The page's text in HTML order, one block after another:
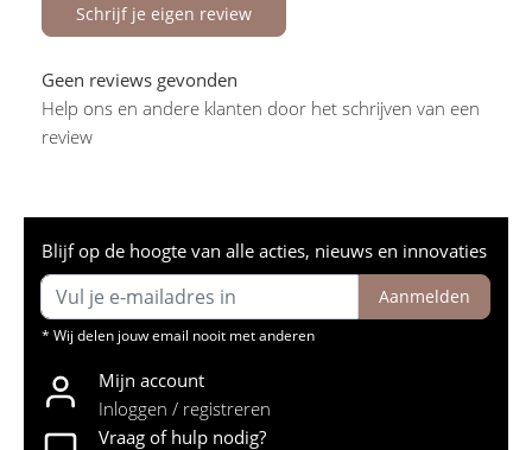
Schrijf je eigen review
Geen reviews gevonden
Help ons en andere klanten door het schrijven van een
review
Blijf op de hoogte van alle acties, nieuws en innovaties
Aanmelden
* Wij delen jouw email nooit met anderen
Mijn account
Inloggen / registreren
Vraag of hulp nodig?